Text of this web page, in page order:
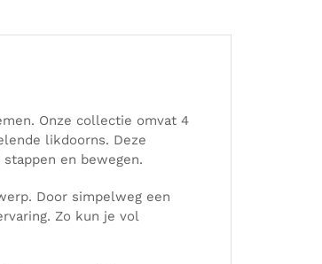
Onze collectie omvat 4
likdoorns. Deze
en bewegen.
Door simpelweg een
Zo kun je vol